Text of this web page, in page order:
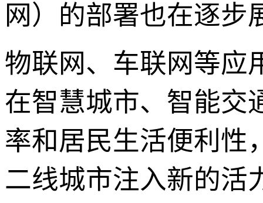
网）的部署也在逐步
物联网、车联网等应
在智慧城市、智能交
率和居民生活便利性
二线城市注入新的活